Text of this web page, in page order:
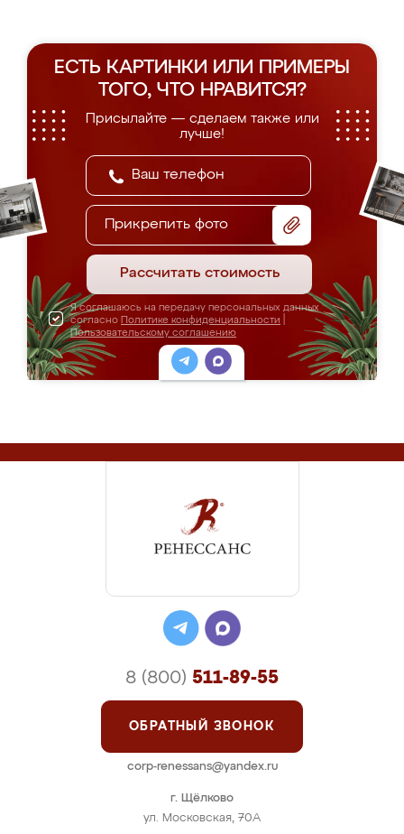
ЕСТЬ КАРТИНКИ ИЛИ ПРИМЕРЫ
ТОГО, ЧТО НРАВИТСЯ?
Присылайте — сделаем также или
лучше!
Прикрепить фото
Рассчитать стоимость
Я соглашаюсь на передачу персональных данных
согласно Политике конфиденциальности
Пользовательскому соглашению
г. Щёлково
ул. Московская, 70А
8 (800) 511-89-55
ОБРАТНЫЙ ЗВОНОК
corp-renessans@yandex.ru